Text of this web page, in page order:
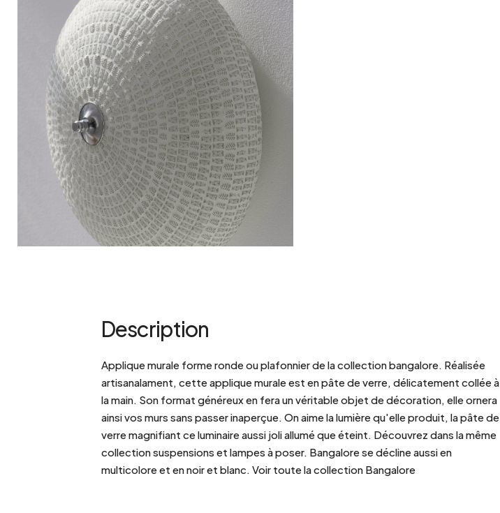
Description
Applique murale forme ronde ou plafonnier de la collection bangalore. Réalisée
artisanalament, cette applique murale est en pâte de verre, délicatement collée à
la main. Son format généreux en fera un véritable objet de décoration, elle ornera
ainsi vos murs sans passer inaperçue. On aime la lumière qu'elle produit, la pâte de
verre magnifiant ce luminaire aussi joli allumé que éteint. Découvrez dans la même
collection suspensions et lampes à poser. Bangalore se décline aussi en
multicolore et en noir et blanc. Voir toute la collection Bangalore